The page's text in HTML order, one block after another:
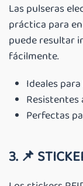
Las pulseras
práctica para
puede resultar
fácilmente.
Ideales
Resistentes
Perfectas
3. 📌